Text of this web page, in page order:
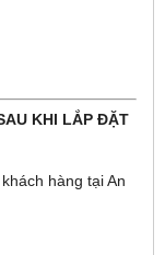
KHI LẮP ĐẶT
hàng tại An